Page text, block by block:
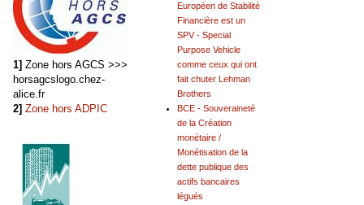
Européen de Stabilité
Financière est un
SPV - Special
Purpose Vehicle
comme ceux qui ont
fait chuter Lehman
Brothers
BCE - Souveraineté
de la Création
monétaire /
Monétisation de la
dette publique des
actifs bancaires
légués
1] Zone hors AGCS >>>
horsagcslogo.chez-
alice.fr
2] Zone hors ADPIC